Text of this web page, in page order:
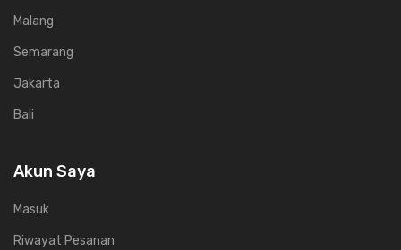
Malang
Semarang
Jakarta
Bali
Akun Saya
Masuk
Riwayat Pesanan